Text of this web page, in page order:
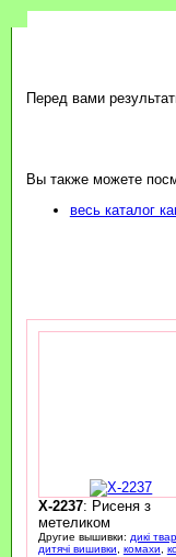
Перед вами
Вы также можете
весь каталог
X-2237: Рисеня з
метеликом
Другие вышивки: дикі
дитячі вишивки
комахи